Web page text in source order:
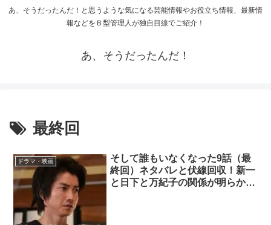
あ、そうだったんだ！と思うような気になる芸能情報やお役立ち情報、最新情
報などをＢ型管理人が独自目線でご紹介！
あ、そうだったんだ！
最終回
ドラマ・映画
そして誰もいなくなった9話（最
終回）ネタバレと伏線回収！新一
と日下と万紀子の関係が明らか